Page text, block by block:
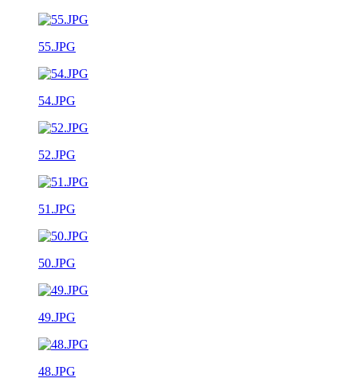
55.JPG
54.JPG
52.JPG
51.JPG
50.JPG
49.JPG
48.JPG